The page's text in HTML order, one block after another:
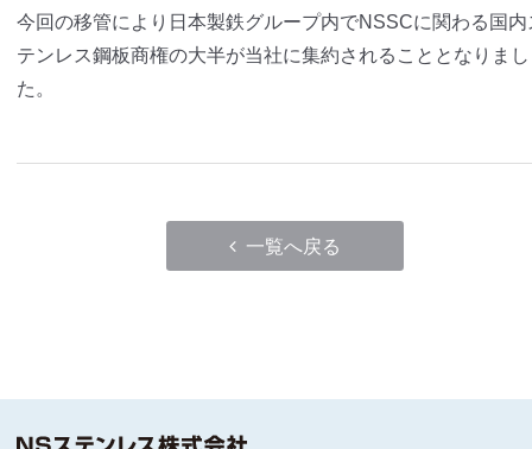
今回の移管により日本製鉄グループ内でNSSCに関わる国内
テンレス鋼板商権の大半が当社に集約されることとなりまし
た。
一覧へ戻る